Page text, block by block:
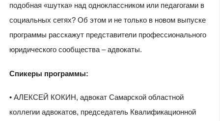
подобная «шутка» над одноклассником или педагогами в
социальных сетях? Об этом и не только в новом выпуске
программы расскажут представители профессионального
юридического сообщества – адвокаты.
Спикеры программы:
• АЛЕКСЕЙ КОКИН, адвокат Самарской областной
коллегии адвокатов, председатель Квалификационной